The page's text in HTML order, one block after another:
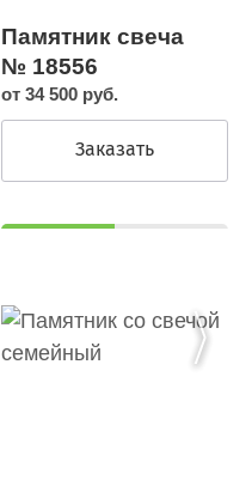
Памятник свеча
№ 18556
от 34 500 руб.
Заказать